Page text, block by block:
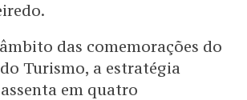
das comemorações do
Turismo, a estratégia
em quatro